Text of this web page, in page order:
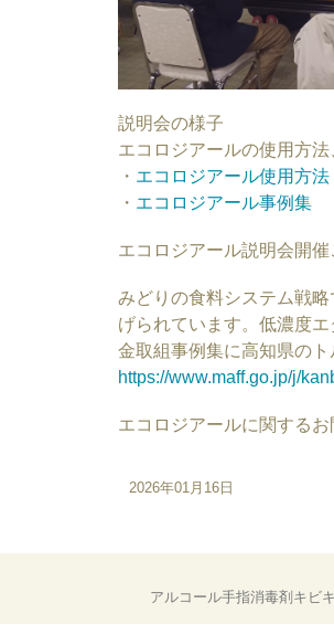
説明会の様子
エコロジアールの使用方
・ エコロジアール使用方法
・ エコロジアール事例集
エコロジアール説明会開
みどりの食料システム戦
げられています。低濃度
金取組事例集に高知県の
https://www.maff.go.jp/j/
エコロジアールに関する
2026年01月16日
アルコール手指消毒剤キビ